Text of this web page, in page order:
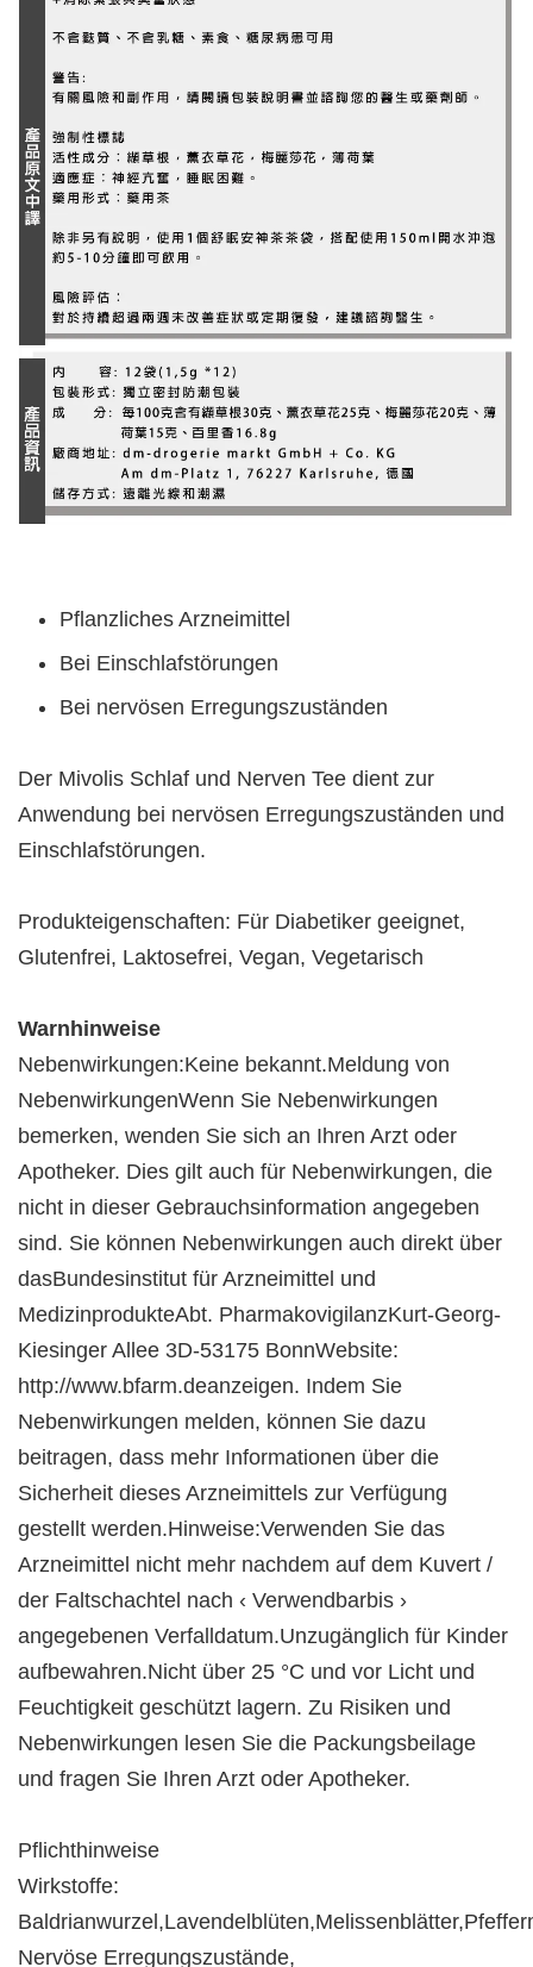
Pflanzliches Arzneimittel
Bei Einschlafstörungen
Bei nervösen Erregungszuständen
Der Mivolis Schlaf und Nerven Tee dient zur
Anwendung bei nervösen Erregungszuständen und
Einschlafstörungen.
Produkteigenschaften: Für Diabetiker geeignet,
Glutenfrei, Laktosefrei, Vegan, Vegetarisch
Warnhinweise
Nebenwirkungen:Keine bekannt.Meldung von
NebenwirkungenWenn Sie Nebenwirkungen
bemerken, wenden Sie sich an Ihren Arzt oder
Apotheker. Dies gilt auch für Nebenwirkungen, die
nicht in dieser Gebrauchsinformation angegeben
sind. Sie können Nebenwirkungen auch direkt über
dasBundesinstitut für Arzneimittel und
MedizinprodukteAbt. PharmakovigilanzKurt-Georg-
Kiesinger Allee 3D-53175 BonnWebsite:
http://www.bfarm.deanzeigen. Indem Sie
Nebenwirkungen melden, können Sie dazu
beitragen, dass mehr Informationen über die
Sicherheit dieses Arzneimittels zur Verfügung
gestellt werden.Hinweise:Verwenden Sie das
Arzneimittel nicht mehr nachdem auf dem Kuvert /
der Faltschachtel nach ‹ Verwendbarbis ›
angegebenen Verfalldatum.Unzugänglich für Kinder
aufbewahren.Nicht über 25 °C und vor Licht und
Feuchtigkeit geschützt lagern. Zu Risiken und
Nebenwirkungen lesen Sie die Packungsbeilage
und fragen Sie Ihren Arzt oder Apotheker.
Pflichthinweise
Wirkstoffe:
Nervöse Erregungszustände,